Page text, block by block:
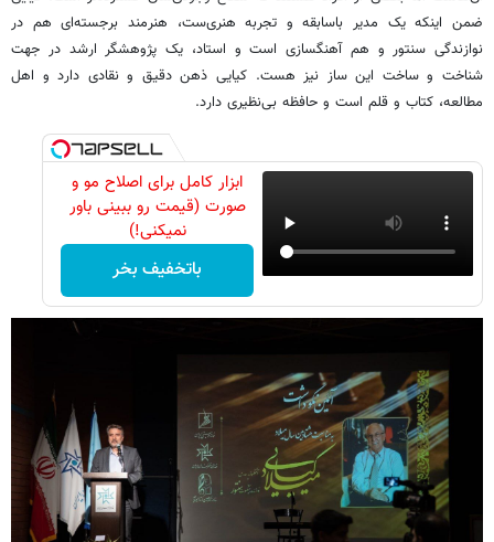
ضمن اینکه یک مدیر باسابقه و تجربه هنری‌ست، هنرمند برجسته‌ای هم در
نوازندگی سنتور و هم آهنگسازی است و استاد، یک پژوهشگر ارشد در جهت
شناخت و ساخت این ساز نیز هست. کیایی ذهن دقیق و نقادی دارد و اهل
مطالعه، کتاب و قلم است و حافظه بی‌نظیری دارد.
ابزار کامل برای اصلاح مو و
صورت (قیمت رو ببینی باور
نمیکنی!)
باتخفیف بخر